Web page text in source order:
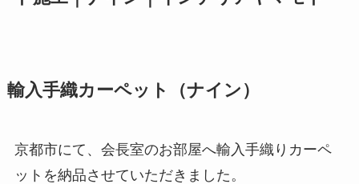
輸入手織カーペット（ナイン）
京都市にて、会長室のお部屋へ輸入手織りカーペ
ットを納品させていただきました。